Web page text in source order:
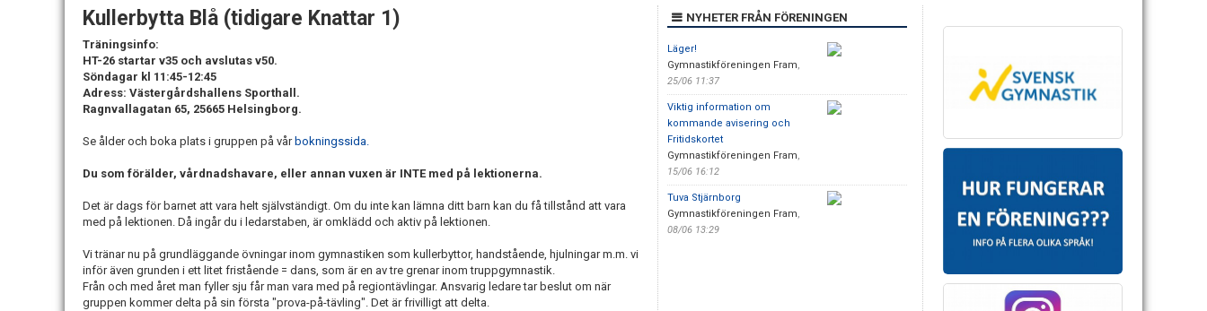
Kullerbytta Blå (tidigare Knattar 1)
Träningsinfo:
HT-26 startar v35 och avslutas v50.
Söndagar kl 11:45-12:45
Adress: Västergårdshallens Sporthall.
Ragnvallagatan 65, 25665 Helsingborg.
Se ålder och boka plats i gruppen på vår bokningssida.
Du som förälder, vårdnadshavare, eller annan vuxen är INTE med på lektionerna.
Det är dags för barnet att vara helt självständigt. Om du inte kan lämna ditt barn kan du få tillstånd att vara
med på lektionen. Då ingår du i ledarstaben, är omklädd och aktiv på lektionen.
Vi tränar nu på grundläggande övningar inom gymnastiken som kullerbyttor, handstående, hjulningar m.m. vi
inför även grunden i ett litet fristående = dans, som är en av tre grenar inom truppgymnastik.
Från och med året man fyller sju får man vara med på regiontävlingar. Ansvarig ledare tar beslut om när
gruppen kommer delta på sin första "prova-på-tävling". Det är frivilligt att delta.
NYHETER FRÅN FÖRENINGEN
Läger!
Gymnastikföreningen Fram,
25/06 11:37
Viktig information om
kommande avisering och
Fritidskortet
Gymnastikföreningen Fram,
15/06 16:12
Tuva Stjärnborg
Gymnastikföreningen Fram,
08/06 13:29